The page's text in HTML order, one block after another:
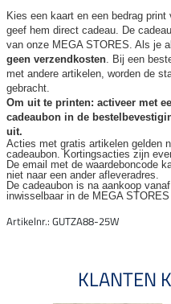
Kies een kaart en een bedrag
geef hem direct cadeau. De
van onze MEGA STORES. Als je
geen verzendkosten. Bij een
met andere artikelen, worden de
gebracht.
Om uit te printen: activeer met
cadeaubon in de
uit.
Acties met gratis artikelen gelden
cadeaubon. Kortingsacties zijn
De email met de waardeboncode
niet naar een ander afleveradres.
De cadeaubon is na aankoop
inwisselbaar in de MEGA
Artikelnr.: GUTZA88-25W
KLANTEN